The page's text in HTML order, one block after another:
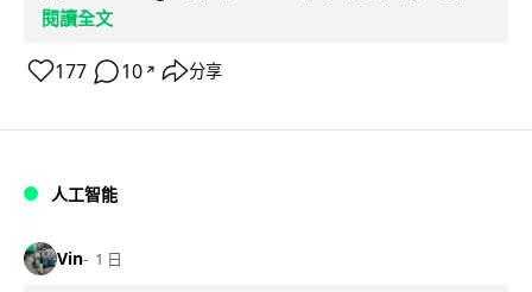
閱讀全文
177 10 ↗ 分享
人工智能
Vin 1 日